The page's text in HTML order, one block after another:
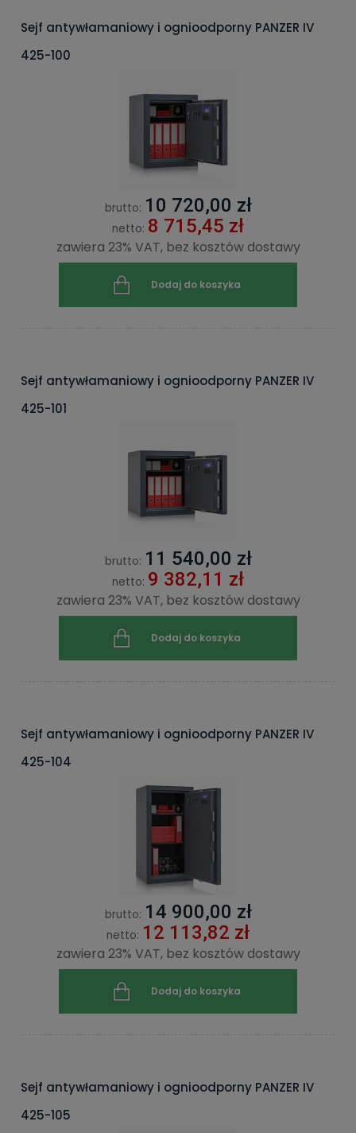
Sejf antywłamaniowy i ognioodporny PANZER IV
425-100
brutto: 10 720,00 zł
netto: 8 715,45 zł
zawiera 23% VAT, bez kosztów dostawy
Dodaj do koszyka
Sejf antywłamaniowy i ognioodporny PANZER IV
425-101
brutto: 11 540,00 zł
netto: 9 382,11 zł
zawiera 23% VAT, bez kosztów dostawy
Dodaj do koszyka
Sejf antywłamaniowy i ognioodporny PANZER IV
425-104
brutto: 14 900,00 zł
netto: 12 113,82 zł
zawiera 23% VAT, bez kosztów dostawy
Dodaj do koszyka
Sejf antywłamaniowy i ognioodporny PANZER IV
425-105